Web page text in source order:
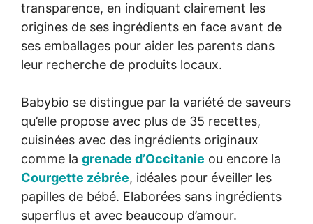
transparence, en indiquant clairement les
origines de ses ingrédients en face avant de
ses emballages pour aider les parents dans
leur recherche de produits locaux.
Babybio se distingue par la variété de saveurs
qu’elle propose avec plus de 35 recettes,
cuisinées avec des ingrédients originaux
comme la grenade d’Occitanie ou encore la
Courgette zébrée, idéales pour éveiller les
papilles de bébé. Elaborées sans ingrédients
superflus et avec beaucoup d’amour.